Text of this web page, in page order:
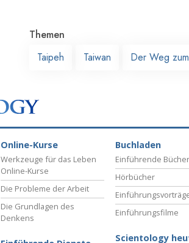
Themen
Taipeh
Taiwan Der Weg
Online-Kurse
Werkzeuge für das Leben
Online-Kurse
Die Probleme der Arbeit
Die Grundlagen des
Denkens
Buchladen
Einführende Bücher
Hörbücher
Einführungsfilme
Scientology